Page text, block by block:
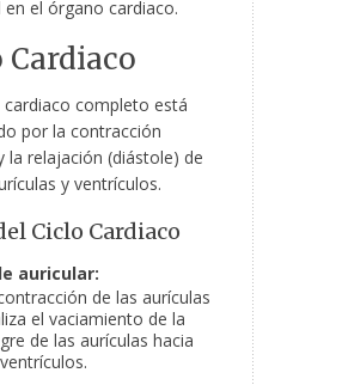
el órgano cardiaco.
Cardiaco
completo está
por la contracción
la relajación (diástole) de
y ventrículos.
Ciclo Cardiaco
auricular:
de las aurículas
el vaciamiento de la
de las aurículas hacia